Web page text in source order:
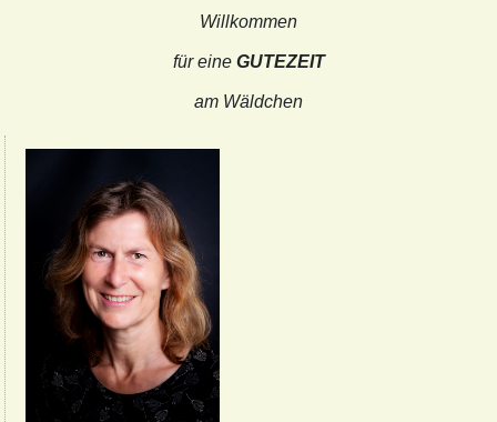
Willkommen
für eine GUTEZEIT
am Wäldchen